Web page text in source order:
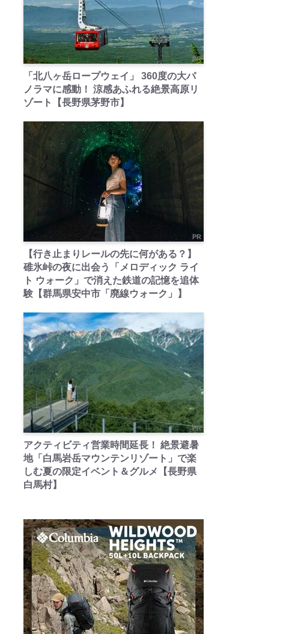
PR
「北八ヶ岳ロープウェイ」 360度の大パ
ノラマに感動！ 涼感あふれる絶景高原リ
ゾート【長野県茅野市】
PR
【行き止まりレールの先に何がある？】
碓氷峠の夜に出会う「メロディック ライ
ト ウォーク」で消えた鉄道の記憶を追体
験【群馬県安中市「廃線ウォーク」】
PR
アクティビティ営業時間延長！ 絶景避暑
地「白馬岩岳マウンテンリゾート」で楽
しむ夏の限定イベント＆グルメ【長野県
白馬村】